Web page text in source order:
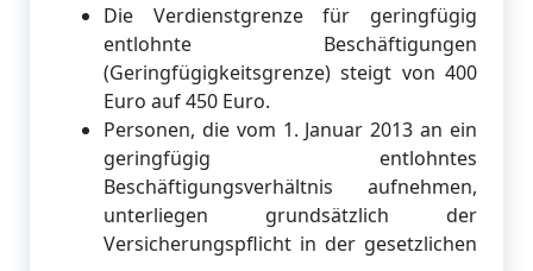
Die Verdienstgrenze für geringfügig
entlohnte Beschäftigungen
(Geringfügigkeitsgrenze) steigt von 400
Euro auf 450 Euro.
Personen, die vom 1. Januar 2013 an ein
geringfügig entlohntes
Beschäftigungsverhältnis aufnehmen,
unterliegen grundsätzlich der
Versicherungspflicht in der gesetzlichen